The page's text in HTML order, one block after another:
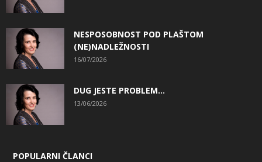
NESPOSOBNOST POD PLAŠTOM
(NE)NADLEŽNOSTI
16/07/2026
DUG JESTE PROBLEM…
13/06/2026
POPULARNI ČLANCI